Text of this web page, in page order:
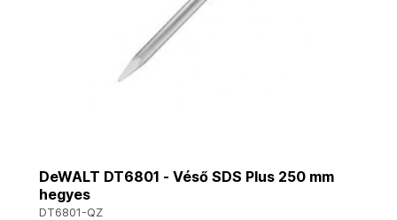
DeWALT DT6801 - Véső SDS Plus 250 mm
hegyes
DT6801-QZ